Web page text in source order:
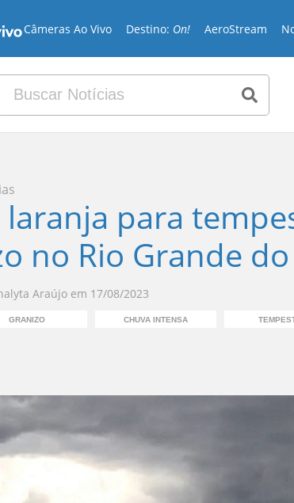
Câmeras Ao Vivo Destino: On! AeroStream
para
no Rio Grande do
Araújo em 17/08/2023
GRANIZO CHUVA INTENSA